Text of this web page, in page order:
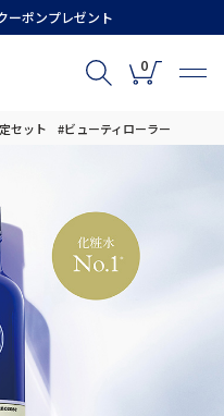
ーポンプレゼント
0
セット #ビューティローラー